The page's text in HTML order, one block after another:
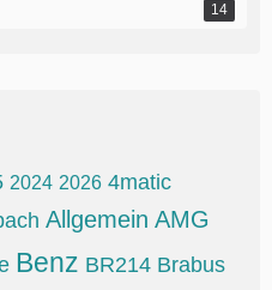
14
2024 2026 4matic
Allgemein AMG
Benz BR214 Brabus